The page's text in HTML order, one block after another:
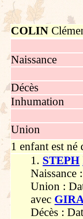
COLIN
Naissance
Décès
Inhumation
Union
1 enfant est né
1. STEPH
Naissance
Union :
avec
Décès :